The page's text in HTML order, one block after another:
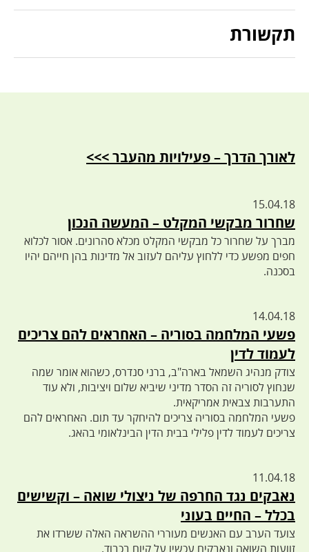
תקשורת
לאורך הדרך – פעילויות מהעבר >>>
15.04.18
שחרור מבקשי המקלט – המעשה הנכון
מברך על שחרור כל מבקשי המקלט מכלא סהרונים. אסור לכלוא
חפים מפשע כדי ללחוץ עליהם לעזוב אל מדינות בהן חייהם יהיו
בסכנה.
14.04.18
פשעי המלחמה בסוריה – האחראים להם צריכים
לעמוד לדין
צודק מנהיג השמאל בארה"ב, ברני סנדרס, כשהוא אומר שמה
שנחוץ לסוריה זה הסדר מדיני שיביא שלום ויציבות, ולא עוד
התערבות צבאית אמריקאית.
פשעי המלחמה בסוריה צריכים להיחקר עד תום. האחראים להם
צריכים לעמוד לדין פלילי בבית הדין הבינלאומי בהאג.
11.04.18
נאבקים נגד החרפה של ניצולי שואה – וקשישים
בכלל – החיים בעוני
צועד הערב עם האנשים מעוררי ההשראה האלה ששרדו את
זוועות השואה ונאבקים עכשיו על קיום בכבוד.